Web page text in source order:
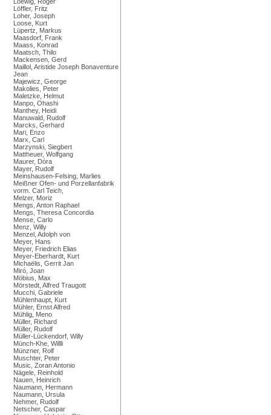
Löffler, Fritz
Loher, Joseph
Loose, Kurt
Lüpertz, Markus
Maasdorf, Frank
Maass, Konrad
Maatsch, Thilo
Mackensen, Gerd
Maillol, Aristide Joseph Bonaventure
Jean
Majewicz, George
Makolies, Peter
Maletzke, Helmut
Manpo, Ohashi
Manthey, Heidi
Manuwald, Rudolf
Marcks, Gerhard
Mari, Enzo
Marx, Carl
Marzynski, Siegbert
Mattheuer, Wolfgang
Maurer, Dóra
Mayer, Rudolf
Meinshausen-Felsing, Marlies
Meißner Ofen- und Porzellanfabrik
vorm. Carl Teich,
Melzer, Moriz
Mengs, Anton Raphael
Mengs, Theresa Concordia
Mense, Carlo
Menz, Willy
Menzel, Adolph von
Meyer, Hans
Meyer, Friedrich Elias
Meyer-Eberhardt, Kurt
Michaëlis, Gerrit Jan
Miró, Joan
Möbius, Max
Mörstedt, Alfred Traugott
Mucchi, Gabriele
Mühlenhaupt, Kurt
Mühler, Ernst Alfred
Mühlig, Meno
Müller, Richard
Müller, Rudolf
Müller-Lückendorf, Willy
Münch-Khe, Willli
Münzner, Rolf
Muschter, Peter
Music, Zoran Antonio
Nägele, Reinhold
Nauen, Heinrich
Naumann, Hermann
Naumann, Ursula
Nehmer, Rudolf
Netscher, Caspar